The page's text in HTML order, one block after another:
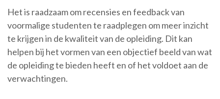
Het is raadzaam om recensies en feedback van
voormalige studenten te raadplegen om meer inzicht
te krijgen in de kwaliteit van de opleiding. Dit kan
helpen bij het vormen van een objectief beeld van wat
de opleiding te bieden heeft en of het voldoet aan de
verwachtingen.